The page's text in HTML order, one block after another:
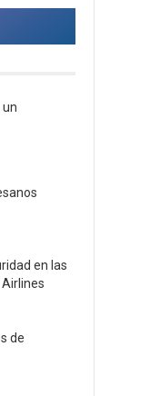
un
en las
de